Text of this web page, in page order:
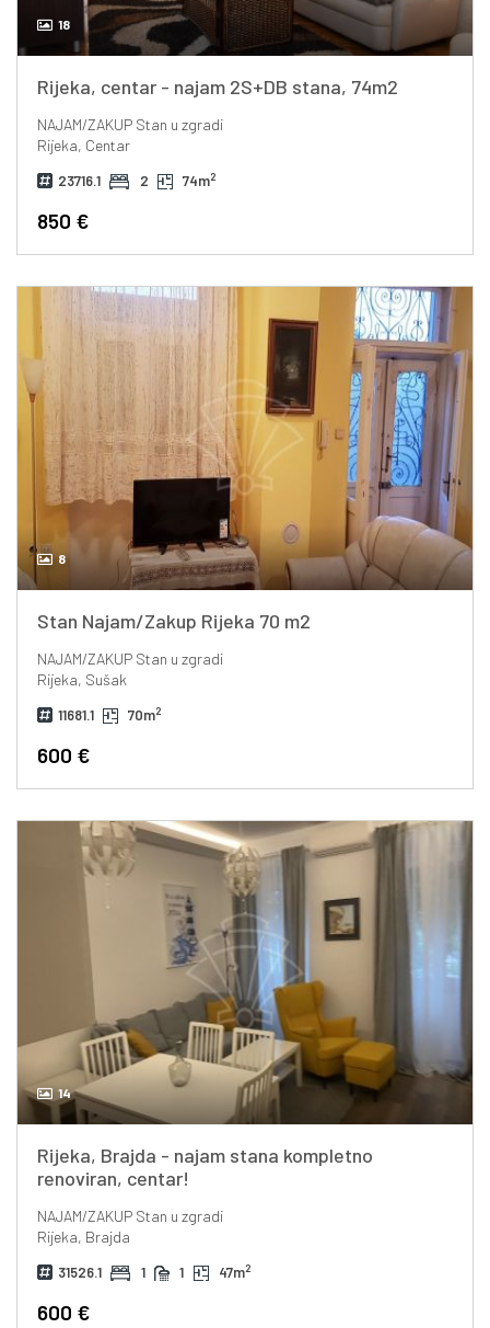
18
Rijeka, centar - najam 2S+DB stana, 74m2
NAJAM/ZAKUPStan u zgradi
Rijeka, Centar
23716.1 2 74m2
850 €
8
Stan Najam/Zakup Rijeka 70 m2
NAJAM/ZAKUPStan u zgradi
Rijeka, Sušak
11681.1 70m2
600 €
14
Rijeka, Brajda - najam stana kompletno
renoviran, centar!
NAJAM/ZAKUPStan u zgradi
Rijeka, Brajda
31526.1 1 1 47m2
600 €